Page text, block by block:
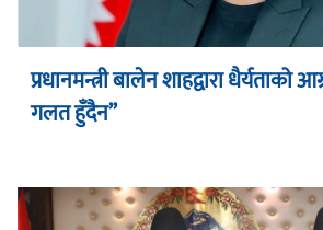
प्रधानमन्त्री बालेन शाहद्वारा धैर्यताको
गलत हुँदैन”